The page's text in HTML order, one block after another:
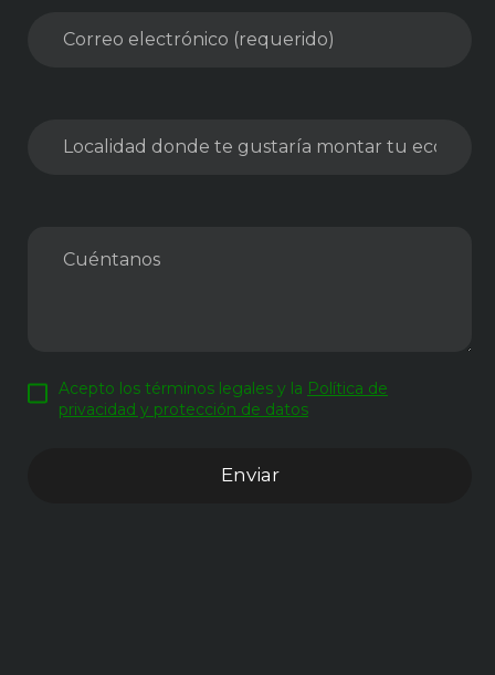
Acepto los términos legales y la Política de
privacidad y protección de datos